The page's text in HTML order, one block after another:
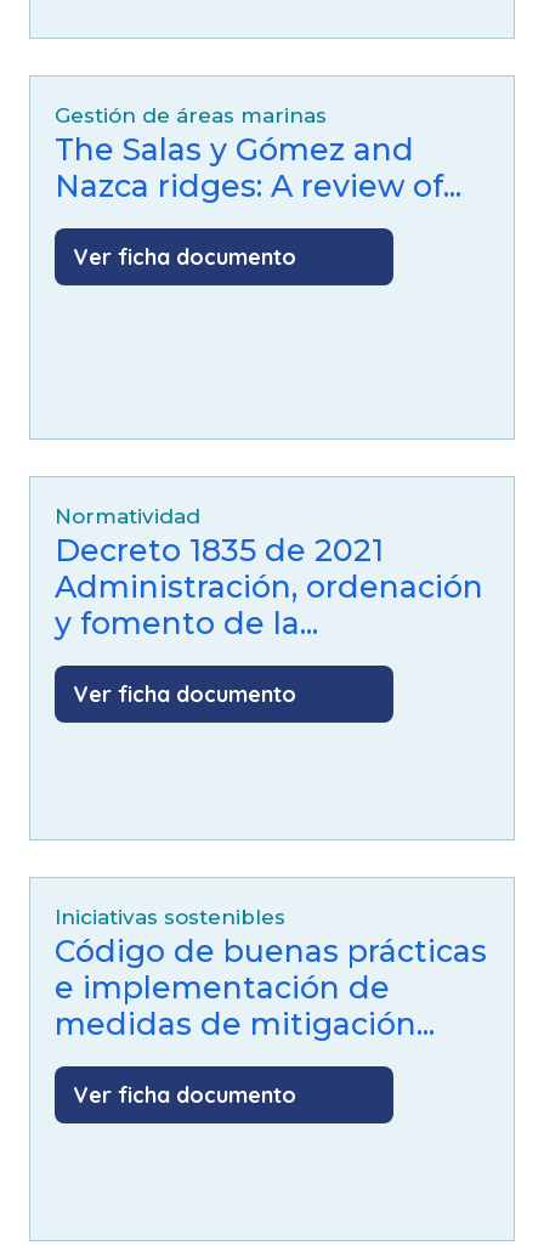
Gestión de áreas marinas
The Salas y Gómez and
Nazca ridges: A review of...
Ver ficha documento
Normatividad
Decreto 1835 de 2021
Administración, ordenación
y fomento de la...
Ver ficha documento
Iniciativas sostenibles
Código de buenas prácticas
e implementación de
medidas de mitigación...
Ver ficha documento